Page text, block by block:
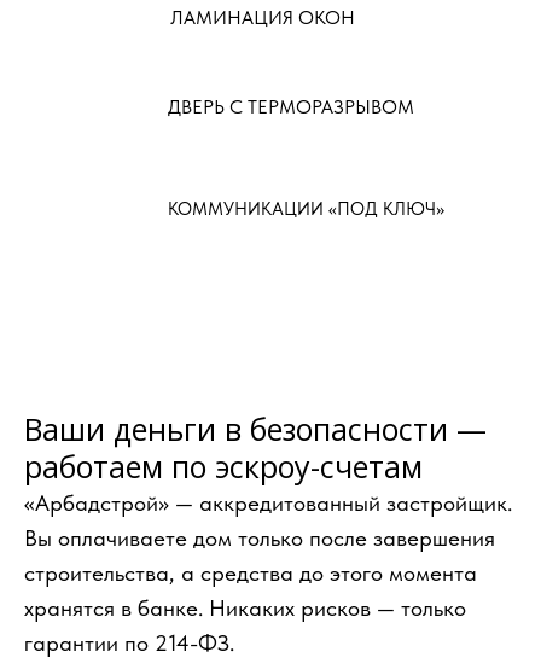
КОММУНИКАЦИИ «ПОД КЛЮЧ»
ДВЕРЬ С ТЕРМОРАЗРЫВОМ
ЛАМИНАЦИЯ ОКОН
Ваши деньги в безопасности —
работаем по эскроу-счетам
«Арбадстрой» — аккредитованный застройщик.
Вы оплачиваете дом только после завершения
строительства, а средства до этого момента
хранятся в банке. Никаких рисков — только
гарантии по 214-ФЗ.